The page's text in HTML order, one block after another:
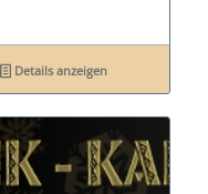
Details anzeigen